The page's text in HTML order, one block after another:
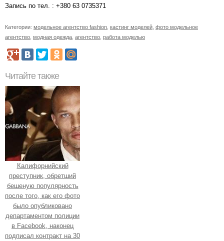
Запись по тел. : +380 63 0735371
Категории: модельное агентство fashion кастинг моделей фото модельное
агентство модная одежда агентство работа моделью
Читайте также
Калифорнийский
преступник, обретший
бешеную популярность
после того, как его фото
было опубликовано
департаментом полиции
в Facebook, наконец
подписал контракт на 30